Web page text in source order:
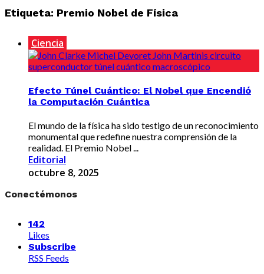
Etiqueta: Premio Nobel de Física
Ciencia
Efecto Túnel Cuántico: El Nobel que Encendió
la Computación Cuántica
El mundo de la física ha sido testigo de un reconocimiento
monumental que redefine nuestra comprensión de la
realidad. El Premio Nobel ...
Editorial
octubre 8, 2025
Conectémonos
142
Likes
Subscribe
RSS Feeds